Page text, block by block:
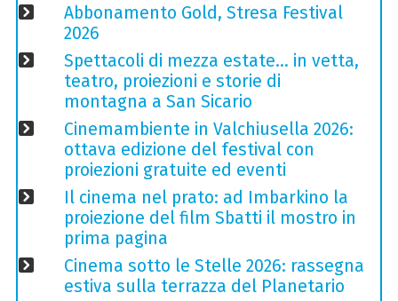
Abbonamento Gold, Stresa Festival
2026
Spettacoli di mezza estate… in vetta,
teatro, proiezioni e storie di
montagna a San Sicario
Cinemambiente in Valchiusella 2026:
ottava edizione del festival con
proiezioni gratuite ed eventi
Il cinema nel prato: ad Imbarkino la
proiezione del film Sbatti il mostro in
prima pagina
Cinema sotto le Stelle 2026: rassegna
estiva sulla terrazza del Planetario